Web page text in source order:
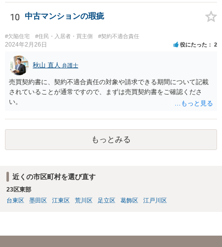
10 中古マンションの瑕疵
#欠陥住宅 #住民・入居者・買主側 #契約不適合責任
2024年2月26日 役にたった 2
秋山 直人 弁護士
売買契約書に、契約不適合責任の対象や請求できる期間について記載
されていることが通常ですので、まずは売買契約書をご確認くださ
い。
もっとみる
近くの市区町村を選び直す
23区東部
台東区
墨田区 江東区 荒川区 足立区 葛飾区 江戸川区